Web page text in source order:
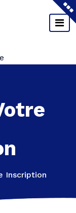
Inscription